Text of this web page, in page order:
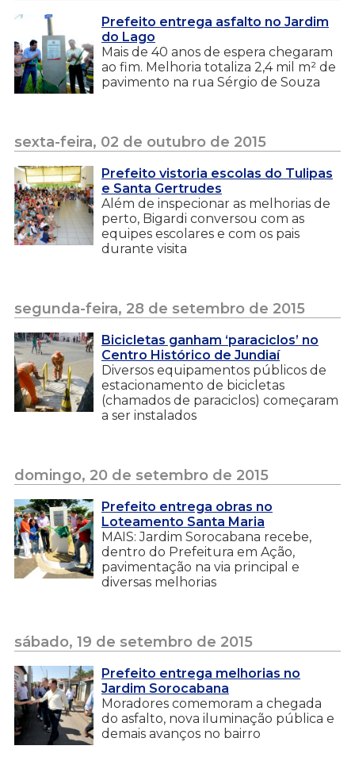
Prefeito entrega asfalto no Jardim
do Lago
Mais de 40 anos de espera chegaram
ao fim. Melhoria totaliza 2,4 mil m² de
pavimento na rua Sérgio de Souza
sexta-feira, 02 de outubro de 2015
Prefeito vistoria escolas do Tulipas
e Santa Gertrudes
Além de inspecionar as melhorias de
perto, Bigardi conversou com as
equipes escolares e com os pais
durante visita
segunda-feira, 28 de setembro de 2015
Bicicletas ganham ‘paraciclos’ no
Centro Histórico de Jundiaí
Diversos equipamentos públicos de
estacionamento de bicicletas
(chamados de paraciclos) começaram
a ser instalados
domingo, 20 de setembro de 2015
Prefeito entrega obras no
Loteamento Santa Maria
MAIS: Jardim Sorocabana recebe,
dentro do Prefeitura em Ação,
pavimentação na via principal e
diversas melhorias
sábado, 19 de setembro de 2015
Prefeito entrega melhorias no
Jardim Sorocabana
Moradores comemoram a chegada
do asfalto, nova iluminação pública e
demais avanços no bairro